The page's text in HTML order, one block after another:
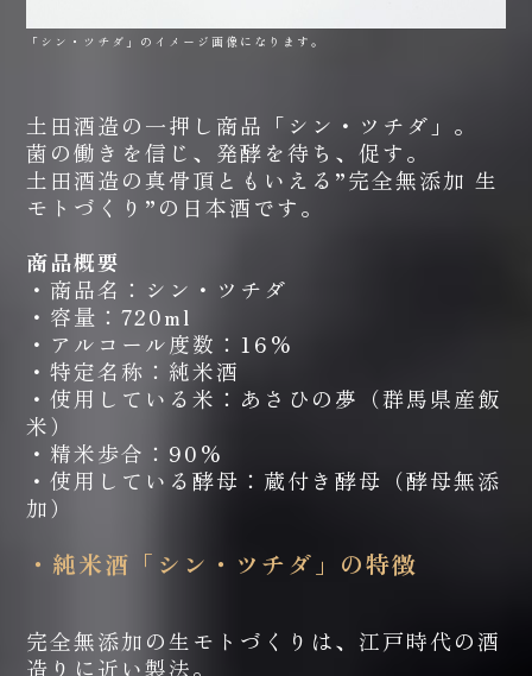
「シン・ツチダ」のイメージ画像になります。
土田酒造の一押し商品「シン・ツチダ」。
菌の働きを信じ、発酵を待ち、促す。
土田酒造の真骨頂ともいえる”完全無添加 生
モトづくり”の日本酒です。
商品概要
・商品名：シン・ツチダ
・容量：720ml
・アルコール度数：16%
・特定名称：純米酒
・使用している米：あさひの夢（群馬県産飯
米）
・精米歩合：90%
・使用している酵母：蔵付き酵母（酵母無添
加）
・純米酒「シン・ツチダ」の特徴
完全無添加の生モトづくりは、江戸時代の酒
造りに近い製法。